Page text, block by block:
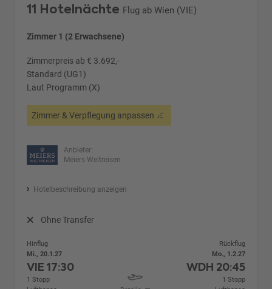
11 Hotelnächte Flug ab Wien (VIE)
Zimmer 1 (2 Erwachsene)
Zimmerpreis ab € 3.692,-
Standard (UG1)
Laut Programm (X)
Zimmer & Verpflegung anpassen
Anbieter:
Meiers Weltreisen
Hotelbeschreibung anzeigen
Ohne Transfer
Hinflug
Mi., 20.1.27
VIE17:30
1 Stopp
Rückflug
Mo., 1.2.27
WDH 20:45
1 Stopp